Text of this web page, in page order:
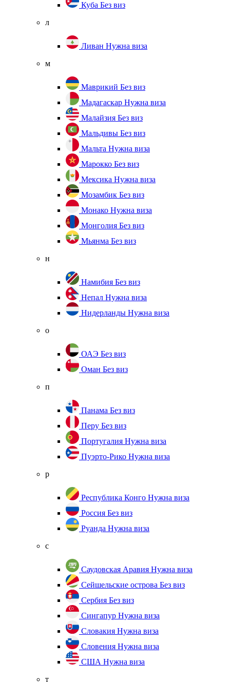
Куба Без виз
л
Ливан Нужна виза
м
Маврикий Без виз
Мадагаскар Нужна виза
Малайзия Без виз
Мальдивы Без виз
Мальта Нужна виза
Марокко Без виз
Мексика Нужна виза
Мозамбик Без виз
Монако Нужна виза
Монголия Без виз
Мьянма Без виз
н
Намибия Без виз
Непал Нужна виза
Нидерланды Нужна виза
о
ОАЭ Без виз
Оман Без виз
п
Панама Без виз
Перу Без виз
Португалия Нужна виза
Пуэрто-Рико Нужна виза
р
Республика Конго Нужна виза
Россия Без виз
Руанда Нужна виза
с
Саудовская Аравия Нужна виза
Сейшельские острова Без виз
Сербия Без виз
Сингапур Нужна виза
Словакия Нужна виза
Словения Нужна виза
США Нужна виза
т